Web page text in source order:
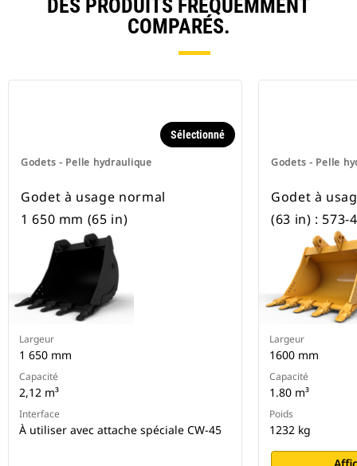
pneus.
DES PRODUITS FRÉQUEMMENT
COMPARÉS.
Godets - Pelle hydraulique
Sélectionné
Godet à usage normal
1 650 mm (65 in)
Largeur
1 650 mm
Capacité
2,12 m³
Interface
À utiliser avec attache spéciale CW-45
Godets - Pelle
Godet à
(63 in) : 573-
Largeur
1600 mm
Capacité
1.80 m³
Poids
1232 kg